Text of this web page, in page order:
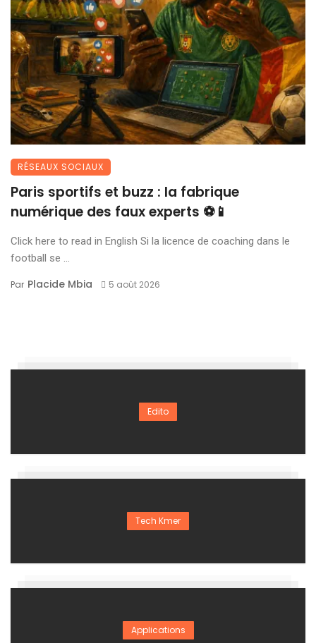
RÉSEAUX SOCIAUX
Paris sportifs et buzz : la fabrique
numérique des faux experts ⚽📱
Click here to read in English Si la licence de coaching dans le
football se ...
Par Placide Mbia 5 août 2026
Edito
Tech Kmer
Applications